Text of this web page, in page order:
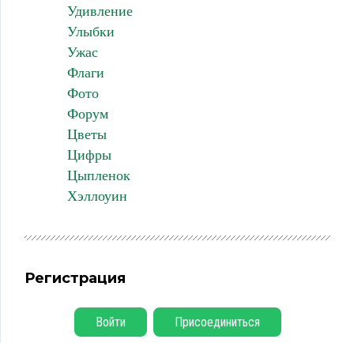
Удивление
Улыбки
Ужас
Флаги
Фото
Форум
Цветы
Цифры
Цыпленок
Хэллоуин
Регистрация
Войти Присоединиться